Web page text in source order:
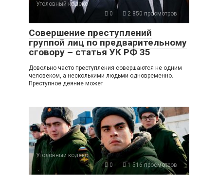
Уголовный кодекс
0
2 850 просмотров
Совершение преступлений
группой лиц по предварительному
сговору – статья УК РФ 35
Довольно часто преступления совершаются не одним
человеком, а несколькими людьми одновременно.
Преступное деяние может
Уголовный кодекс
0
1 516 просмотров